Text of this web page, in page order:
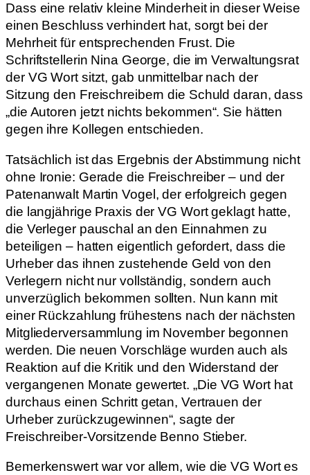
Dass eine relativ kleine Minderheit in dieser Weise
einen Beschluss verhindert hat, sorgt bei der
Mehrheit für entsprechenden Frust. Die
Schriftstellerin Nina George, die im Verwaltungsrat
der VG Wort sitzt, gab unmittelbar nach der
Sitzung den Freischreibern die Schuld daran, dass
„die Autoren jetzt nichts bekommen“. Sie hätten
gegen ihre Kollegen entschieden.
Tatsächlich ist das Ergebnis der Abstimmung nicht
ohne Ironie: Gerade die Freischreiber – und der
Patenanwalt Martin Vogel, der erfolgreich gegen
die langjährige Praxis der VG Wort geklagt hatte,
die Verleger pauschal an den Einnahmen zu
beteiligen – hatten eigentlich gefordert, dass die
Urheber das ihnen zustehende Geld von den
Verlegern nicht nur vollständig, sondern auch
unverzüglich bekommen sollten. Nun kann mit
einer Rückzahlung frühestens nach der nächsten
Mitgliederversammlung im November begonnen
werden. Die neuen Vorschläge wurden auch als
Reaktion auf die Kritik und den Widerstand der
vergangenen Monate gewertet. „Die VG Wort hat
durchaus einen Schritt getan, Vertrauen der
Urheber zurückzugewinnen“, sagte der
Freischreiber-Vorsitzende Benno Stieber.
Bemerkenswert war vor allem, wie die VG Wort es